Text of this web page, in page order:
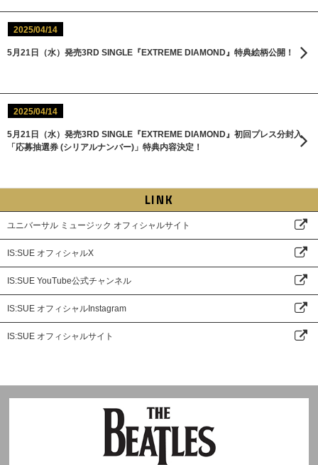
2025/04/14
5月21日（水）発売3RD SINGLE『EXTREME DIAMOND』特典絵柄公開！
2025/04/14
5月21日（水）発売3RD SINGLE『EXTREME DIAMOND』初回プレス分封入
「応募抽選券 (シリアルナンバー)」特典内容決定！
LINK
ユニバーサル ミュージック オフィシャルサイト
IS:SUE オフィシャルX
IS:SUE YouTube公式チャンネル
IS:SUE オフィシャルInstagram
IS:SUE オフィシャルサイト